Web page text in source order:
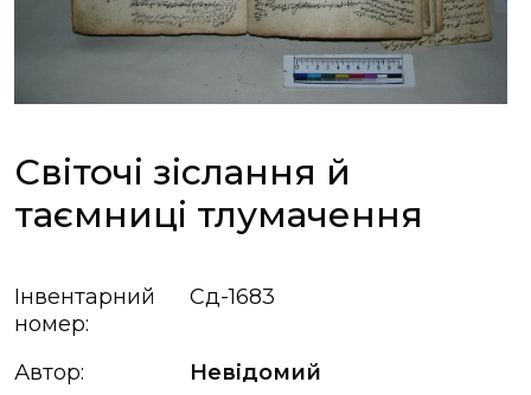
Світочі зіслання й
таємниці тлумачення
Інвентарний
номер:
Сд-1683
Автор:
Невідомий